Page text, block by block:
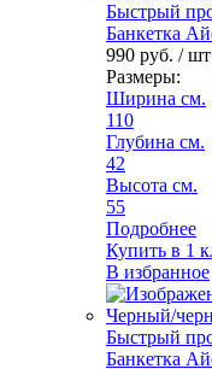
Быстрый
Банкетка
990 руб. / шт
Размеры:
Ширина см.
110
Глубина см.
42
Высота см.
55
Подробнее
Купить в 1
В избранное
Быстрый
Банкетка